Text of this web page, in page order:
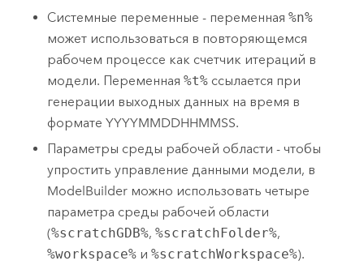
Системные переменные - переменная%n%
может использоваться в повторяющемся
рабочем процессе как счетчик итераций в
модели. Переменная%t% ссылается при
генерации выходных данных на время в
формате YYYYMMDDHHMMSS.
Параметры среды рабочей области - чтобы
упростить управление данными модели, в
ModelBuilder можно использовать четыре
параметра среды рабочей области
(%scratchGDB%,%scratchFolder%,
%workspace% и%scratchWorkspace%).